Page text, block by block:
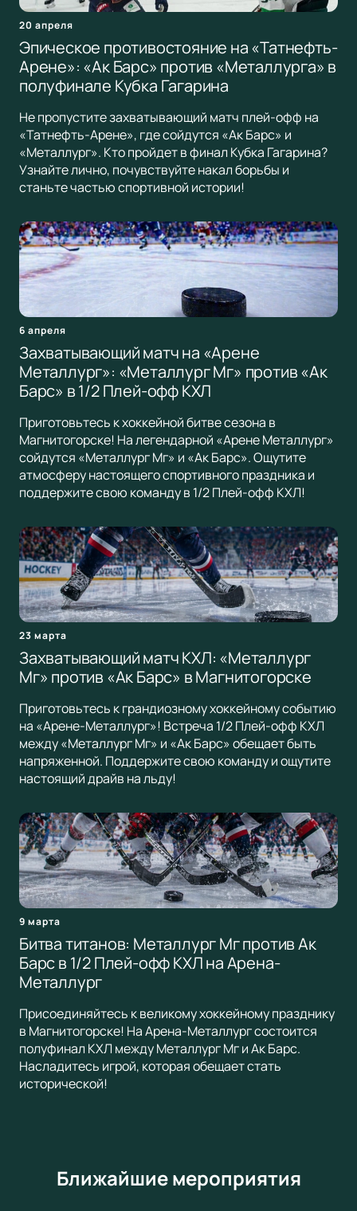
20 апреля
Эпическое противостояние на «Татнефть-
Арене»: «Ак Барс» против «Металлурга» в
полуфинале Кубка Гагарина
Не пропустите захватывающий матч плей-офф на
«Татнефть-Арене», где сойдутся «Ак Барс» и
«Металлург». Кто пройдет в финал Кубка Гагарина?
Узнайте лично, почувствуйте накал борьбы и
станьте частью спортивной истории!
6 апреля
Захватывающий матч на «Арене
Металлург»: «Металлург Мг» против «Ак
Барс» в 1/2 Плей-офф КХЛ
Приготовьтесь к хоккейной битве сезона в
Магнитогорске! На легендарной «Арене Металлург»
сойдутся «Металлург Мг» и «Ак Барс». Ощутите
атмосферу настоящего спортивного праздника и
поддержите свою команду в 1/2 Плей-офф КХЛ!
23 марта
Захватывающий матч КХЛ: «Металлург
Мг» против «Ак Барс» в Магнитогорске
Приготовьтесь к грандиозному хоккейному событию
на «Арене-Металлург»! Встреча 1/2 Плей-офф КХЛ
между «Металлург Мг» и «Ак Барс» обещает быть
напряженной. Поддержите свою команду и ощутите
настоящий драйв на льду!
9 марта
Битва титанов: Металлург Мг против Ак
Барс в 1/2 Плей-офф КХЛ на Арена-
Металлург
Присоединяйтесь к великому хоккейному празднику
в Магнитогорске! На Арена-Металлург состоится
полуфинал КХЛ между Металлург Мг и Ак Барс.
Насладитесь игрой, которая обещает стать
исторической!
Ближайшие мероприятия